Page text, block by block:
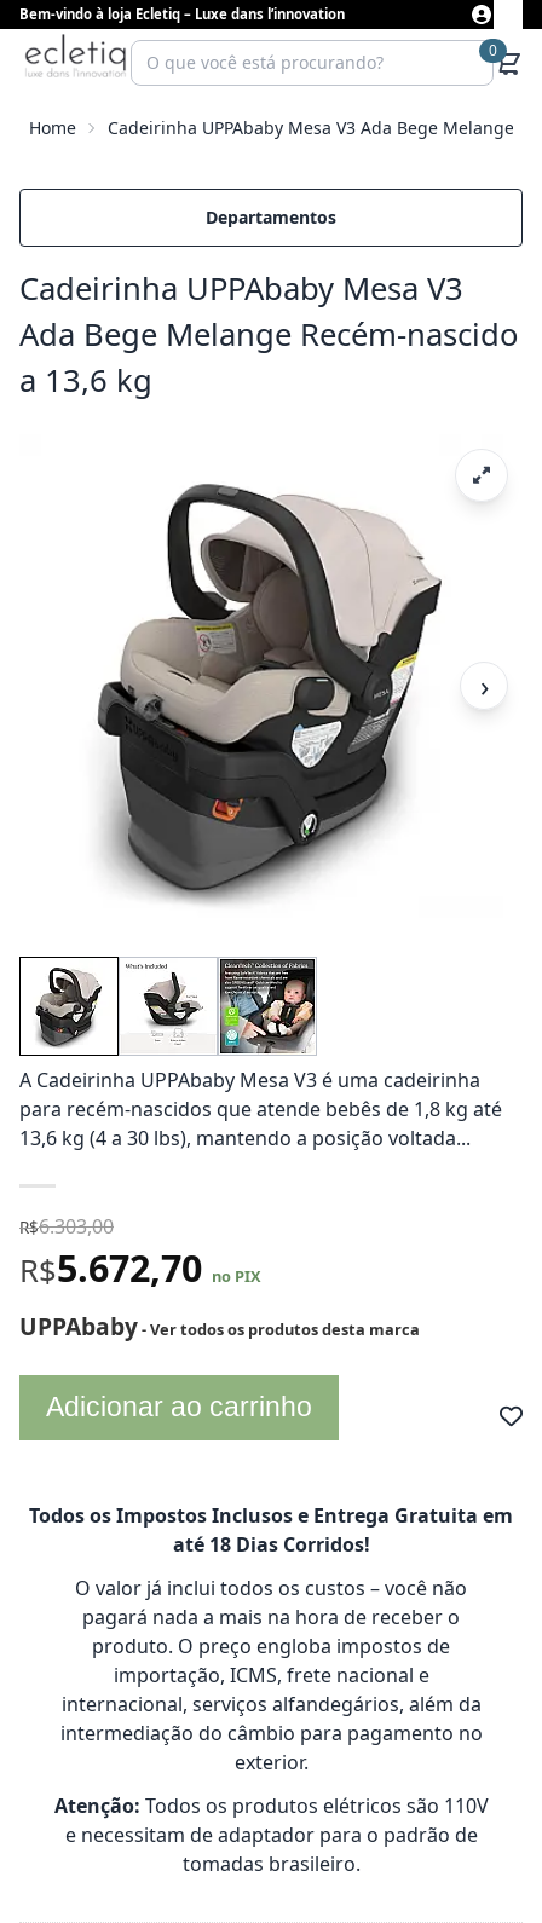
Bem-vindo à loja Ecletiq – Luxe dans l’innovation
0
Home Cadeirinha UPPAbaby Mesa V3 Ada Bege Melange
Departamentos
Cadeirinha UPPAbaby Mesa V3
Ada Bege Melange Recém-nascido
a 13,6 kg
›
A Cadeirinha UPPAbaby Mesa V3 é uma cadeirinha
para recém-nascidos que atende bebês de 1,8 kg até
13,6 kg (4 a 30 lbs), mantendo a posição voltada...
R$6.303,00
R$5.672,70 no PIX
UPPAbaby- Ver todos os produtos desta marca
Adicionar ao carrinho
Todos os Impostos Inclusos e Entrega Gratuita em
até 18 Dias Corridos!
O valor já inclui todos os custos – você não
pagará nada a mais na hora de receber o
produto. O preço engloba impostos de
importação, ICMS, frete nacional e
internacional, serviços alfandegários, além da
intermediação do câmbio para pagamento no
exterior.
Atenção: Todos os produtos elétricos são 110V
e necessitam de adaptador para o padrão de
tomadas brasileiro.